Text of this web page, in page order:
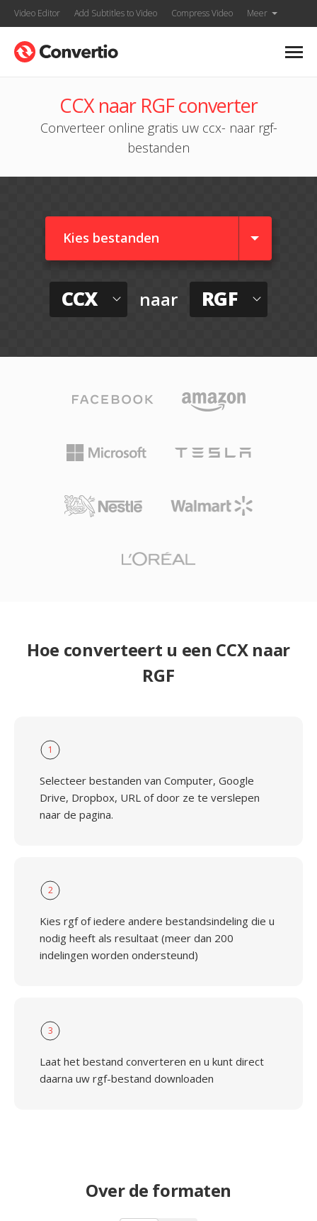
Video Editor Add Subtitles to Video Compress Video Meer
CCX naar RGF converter
Converteer online gratis uw ccx- naar rgf-
bestanden
Kies bestanden
CCX naar RGF
Hoe converteert u een CCX naar
RGF
1
Selecteer bestanden van Computer, Google
Drive, Dropbox, URL of door ze te verslepen
naar de pagina.
2
Kies rgf of iedere andere bestandsindeling die u
nodig heeft als resultaat (meer dan 200
indelingen worden ondersteund)
3
Laat het bestand converteren en u kunt direct
daarna uw rgf-bestand downloaden
Over de formaten